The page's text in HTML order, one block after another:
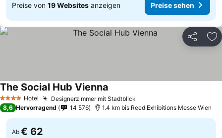
Preise von 19 Websites anzeigen Preise sehen
Teilen
4 Sterne Hotel Designerzimmer mit Stadtblick
The Social Hub Vienna
8,6 Hervorragend 14 576 1.4 km bis Reed Exhibitions Messe Wien
Ab € 62